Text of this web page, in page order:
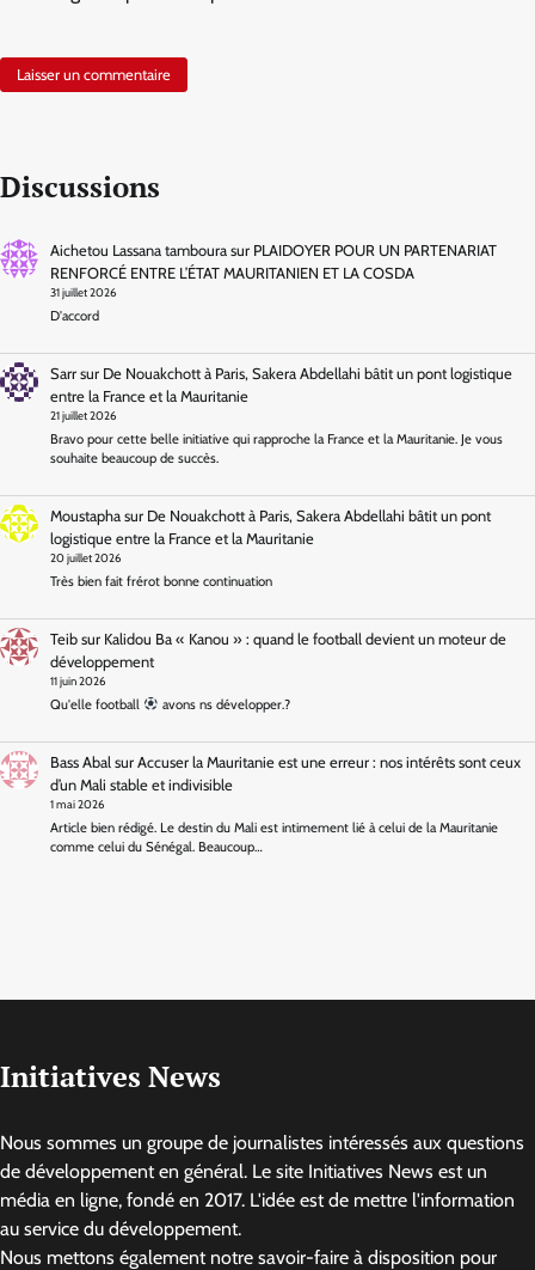
Discussions
Aichetou Lassana tambourasur PLAIDOYER POUR UN PARTENARIAT
RENFORCÉ ENTRE L’ÉTAT MAURITANIEN ET LA COSDA
31 juillet 2026
D'accord
Sarrsur De Nouakchott à Paris, Sakera Abdellahi bâtit un pont logistique
entre la France et la Mauritanie
21 juillet 2026
Bravo pour cette belle initiative qui rapproche la France et la Mauritanie. Je vous
souhaite beaucoup de succès.
Moustaphasur De Nouakchott à Paris, Sakera Abdellahi bâtit un pont
logistique entre la France et la Mauritanie
20 juillet 2026
Très bien fait frérot bonne continuation
Teibsur Kalidou Ba « Kanou » : quand le football devient un moteur de
développement
11 juin 2026
Qu'elle football avons ns développer.?
Bass Abal sur Accuser la Mauritanie est une erreur : nos intérêts sont ceux
d’un Mali stable et indivisible
1 mai 2026
Article bien rédigé. Le destin du Mali est intimement lié à celui de la Mauritanie
comme celui du Sénégal. Beaucoup…
Initiatives News
Nous sommes un groupe de journalistes intéressés aux questions
de développement en général. Le site Initiatives News est un
média en ligne, fondé en 2017. L'idée est de mettre l'information
au service du développement.
Nous mettons également notre savoir-faire à disposition pour